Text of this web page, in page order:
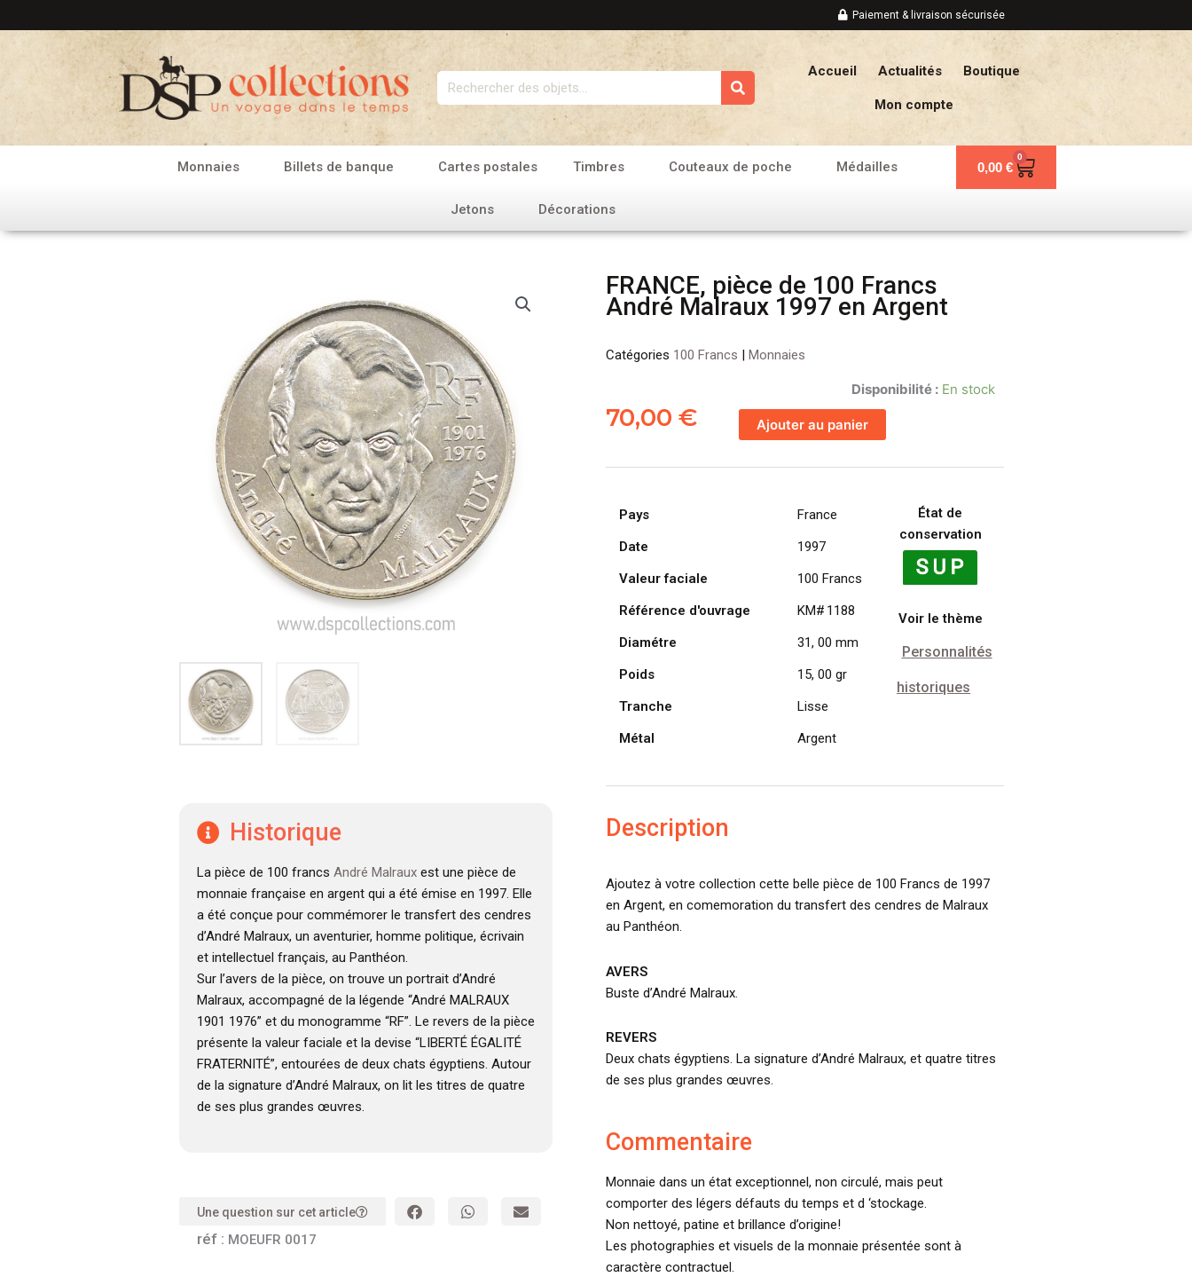
au
contenu
Paiement & livraison sécurisée
Rechercher
Accueil Actualités Boutique
Mon compte
Monnaies Billets de banque Cartes postales Timbres Couteaux de poche Médailles
Jetons Décorations
0,00 €
0
Panier
Historique
La pièce de 100 francs André Malrauxest une pièce de
monnaie française en argent qui a été émise en 1997. Elle
a été conçue pour commémorer le transfert des cendres
d’André Malraux, un aventurier, homme politique, écrivain
et intellectuel français, au Panthéon.
Sur l’avers de la pièce, on trouve un portrait d’André
Malraux, accompagné de la légende “André MALRAUX
1901 1976” et du monogramme “RF”. Le revers de la pièce
présente la valeur faciale et la devise “LIBERTÉ ÉGALITÉ
FRATERNITÉ”, entourées de deux chats égyptiens. Autour
de la signature d’André Malraux, on lit les titres de quatre
de ses plus grandes œuvres.
Une question sur cet article
réf : MOEUFR 0017
FRANCE, pièce de 100 Francs
André Malraux 1997 en Argent
Catégories 100 Francs | Monnaies
70,00 €
Disponibilité : En stock
de
FRANCE,
de
Argent
Ajouter au panier
Pays
France
Date
1997
Valeur faciale
100 Francs
Référence d'ouvrage
KM# 1188
Diamétre
31, 00 mm
Poids
15, 00 gr
Tranche
Lisse
Métal
Argent
État de
conservation
Voir le thème
Personnalités
historiques
Description
Ajoutez à votre collection cette belle pièce de 100 Francs de 1997
en Argent, en comemoration du transfert des cendres de Malraux
au Panthéon.
AVERS
Buste d’André Malraux.
REVERS
Deux chats égyptiens. La signature d’André Malraux, et quatre titres
de ses plus grandes œuvres.
Commentaire
Monnaie dans un état exceptionnel, non circulé, mais peut
comporter des légers défauts du temps et d ‘stockage.
Non nettoyé, patine et brillance d’origine!
Les photographies et visuels de la monnaie présentée sont à
caractère contractuel.